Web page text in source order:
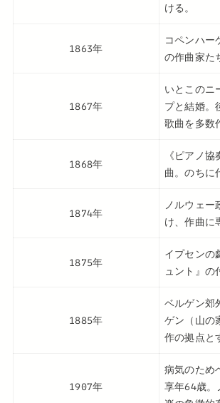
ける。
1863年
コペンハー
の作曲家た
1867年
いとこのニ
プと結婚。
歌曲を多数
1868年
《ピアノ
曲。のちに
1874年
ノルウェー
け、作曲に
1875年
イプセンの
ュント』の
1885年
ベルゲン郊
ゲン（山の
作の拠点と
1907年
病気のため
享年64歳。